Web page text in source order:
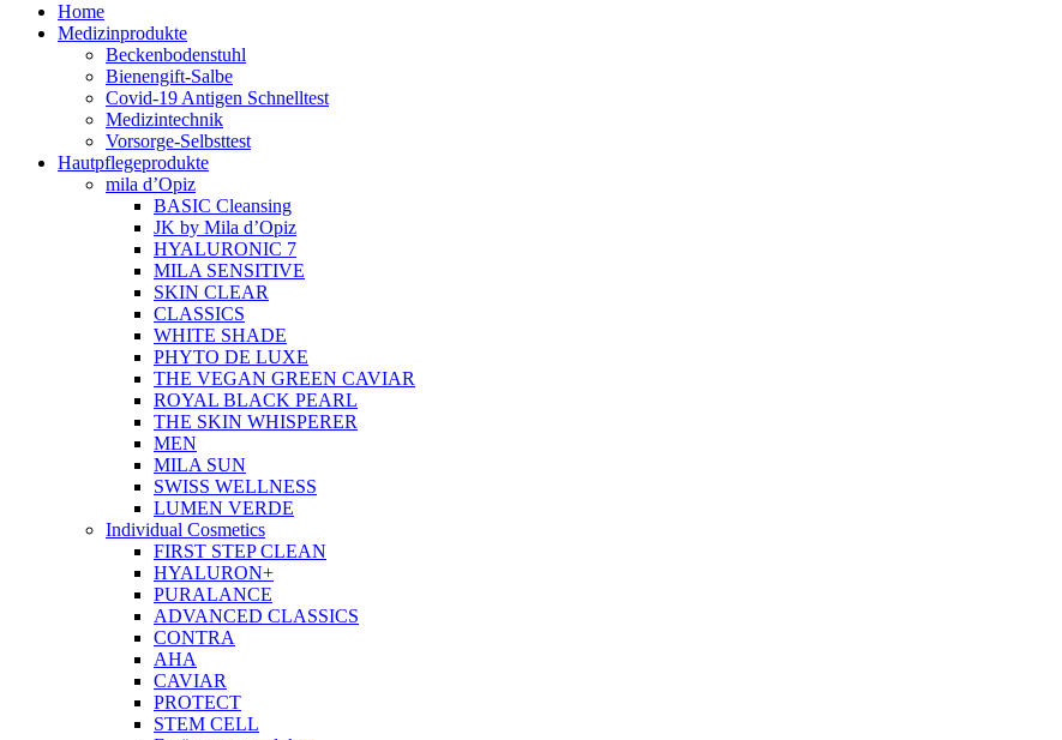
Home
Medizinprodukte
Beckenbodenstuhl
Bienengift-Salbe
Covid-19 Antigen Schnelltest
Medizintechnik
Vorsorge-Selbsttest
Hautpflegeprodukte
mila d’Opiz
BASIC Cleansing
JK by Mila d’Opiz
HYALURONIC 7
MILA SENSITIVE
SKIN CLEAR
CLASSICS
WHITE SHADE
PHYTO DE LUXE
THE VEGAN GREEN CAVIAR
ROYAL BLACK PEARL
THE SKIN WHISPERER
MEN
MILA SUN
SWISS WELLNESS
LUMEN VERDE
Individual Cosmetics
FIRST STEP CLEAN
HYALURON+
PURALANCE
ADVANCED CLASSICS
CONTRA
AHA
CAVIAR
PROTECT
STEM CELL